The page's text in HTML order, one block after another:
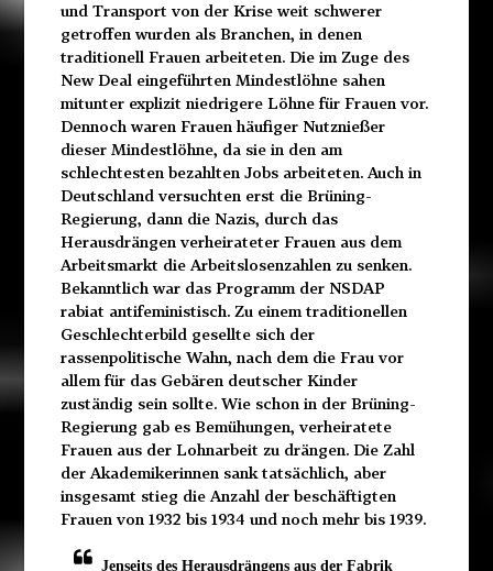
und Transport von der Krise weit schwerer
getroffen wurden als Branchen, in denen
traditionell Frauen arbeiteten. Die im Zuge des
New Deal eingeführten Mindestlöhne sahen
mitunter explizit niedrigere Löhne für Frauen vor.
Dennoch waren Frauen häufiger Nutznießer
dieser Mindestlöhne, da sie in den am
schlechtesten bezahlten Jobs arbeiteten. Auch in
Deutschland versuchten erst die Brüning-
Regierung, dann die Nazis, durch das
Herausdrängen verheirateter Frauen aus dem
Arbeitsmarkt die Arbeitslosenzahlen zu senken.
Bekanntlich war das Programm der NSDAP
rabiat antifeministisch. Zu einem traditionellen
Geschlechterbild gesellte sich der
rassenpolitische Wahn, nach dem die Frau vor
allem für das Gebären deutscher Kinder
zuständig sein sollte. Wie schon in der Brüning-
Regierung gab es Bemühungen, verheiratete
Frauen aus der Lohnarbeit zu drängen. Die Zahl
der Akademikerinnen sank tatsächlich, aber
insgesamt stieg die Anzahl der beschäftigten
Frauen von 1932 bis 1934 und noch mehr bis 1939.
Jenseits des Herausdrängens aus der Fabrik